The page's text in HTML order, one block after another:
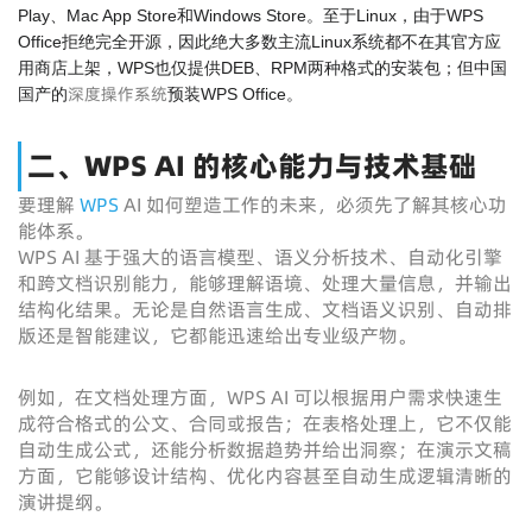
Play、Mac App Store和Windows Store。至于Linux，由于WPS
Office拒绝完全开源，因此绝大多数主流Linux系统都不在其官方应
用商店上架，WPS也仅提供DEB、RPM两种格式的安装包；但中国
国产的深度操作系统预装WPS Office。
二、WPS AI 的核心能力与技术基础
要理解 WPS AI 如何塑造工作的未来，必须先了解其核心功
能体系。
WPS AI 基于强大的语言模型、语义分析技术、自动化引擎
和跨文档识别能力，能够理解语境、处理大量信息，并输出
结构化结果。无论是自然语言生成、文档语义识别、自动排
版还是智能建议，它都能迅速给出专业级产物。
例如，在文档处理方面，WPS AI 可以根据用户需求快速生
成符合格式的公文、合同或报告；在表格处理上，它不仅能
自动生成公式，还能分析数据趋势并给出洞察；在演示文稿
方面，它能够设计结构、优化内容甚至自动生成逻辑清晰的
演讲提纲。